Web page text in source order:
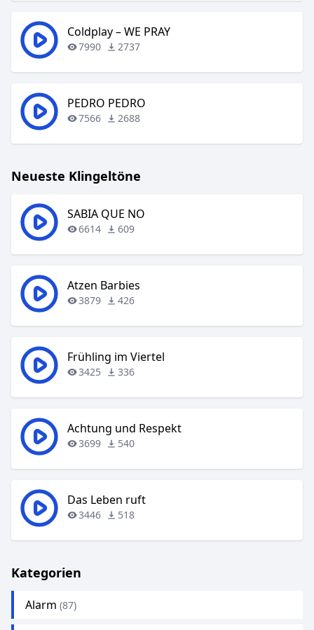
Coldplay – WE PRAY
7990 2737
PEDRO PEDRO
7566 2688
Neueste Klingeltöne
SABIA QUE NO
6614 609
Atzen Barbies
3879 426
Frühling im Viertel
3425 336
Achtung und Respekt
3699 540
Das Leben ruft
3446 518
Kategorien
Alarm (87)